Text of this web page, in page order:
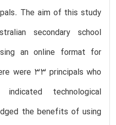
The aim of this study
secondary school
an online format for
were 33 principals who
technological
the benefits of using